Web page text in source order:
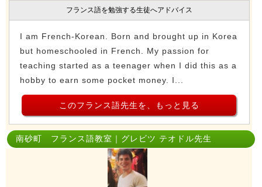
フランス語を勉強する生徒へアドバイス
I am French-Korean. Born and brought up in Korea
but homeschooled in French. My passion for
teaching started as a teenager when I did this as a
hobby to earn some pocket money. I...
このフランス語先生を、もっと見る
南砂町 フランス語教室｜グレビツ テオドル先生